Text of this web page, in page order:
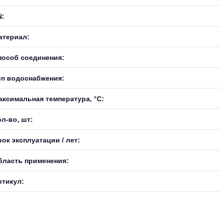
соединения:
водоснабжения:
температура, °С:
во, шт:
эксплуатации / лет:
применения: